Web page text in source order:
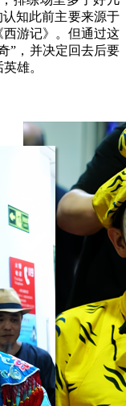
认知此前主要来源于
游记》。但通过这
”，并决定回去后要
雄。